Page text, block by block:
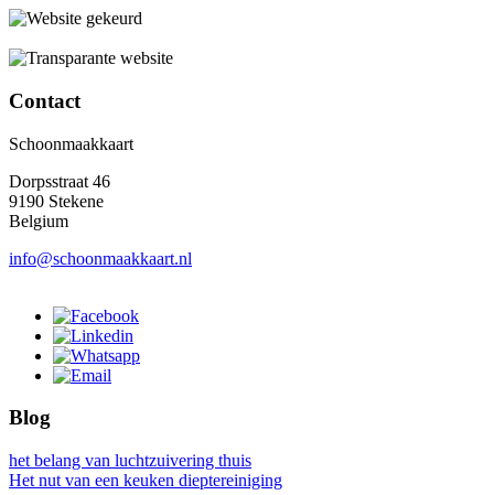
Contact
Schoonmaakkaart
Dorpsstraat 46
9190 Stekene
Belgium
info@schoonmaakkaart.nl
Blog
het belang van luchtzuivering thuis
Het nut van een keuken dieptereiniging